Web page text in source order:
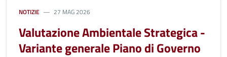
NOTIZIE 27 MAG 2026
Valutazione Ambientale Strategica -
Variante generale Piano di Governo